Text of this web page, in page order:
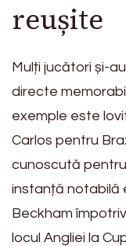
reușite
Mulți jucători și-
directe
exemple este
Carlos pentru
cunoscută
instanță notabilă
Beckham
locul Angliei la